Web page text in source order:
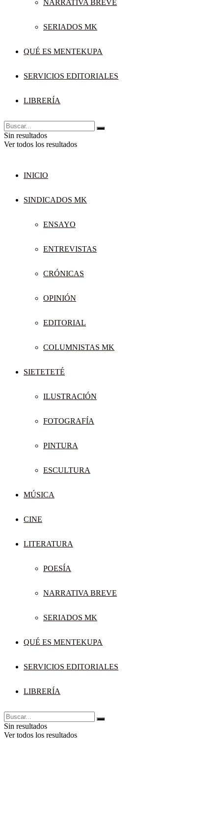
NARRATIVA BREVE
SERIADOS MK
QUÉ ES MENTEKUPA
SERVICIOS EDITORIALES
LIBRERÍA
Sin resultados
Ver todos los resultados
INICIO
SINDICADOS MK
ENSAYO
ENTREVISTAS
CRÓNICAS
OPINIÓN
EDITORIAL
COLUMNISTAS MK
SIETETETÉ
ILUSTRACIÓN
FOTOGRAFÍA
PINTURA
ESCULTURA
MÚSICA
CINE
LITERATURA
POESÍA
NARRATIVA BREVE
SERIADOS MK
QUÉ ES MENTEKUPA
SERVICIOS EDITORIALES
LIBRERÍA
Sin resultados
Ver todos los resultados